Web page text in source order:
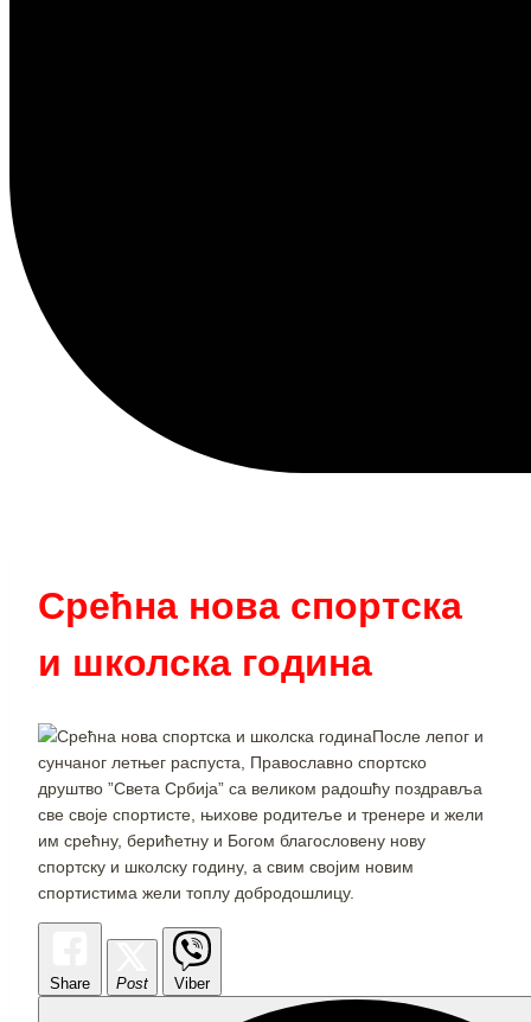
Срећна нова спортска
и школска година
После лепог и
сунчаног летњег распуста, Православно спортско
друштво ”Света Србија” са великом радошћу поздравља
све своје спортисте, њихове родитеље и тренере и жели
им срећну, берићетну и Богом благословену нову
спортску и школску годину, а свим својим новим
спортистима жели топлу добродошлицу.
Share Post Viber